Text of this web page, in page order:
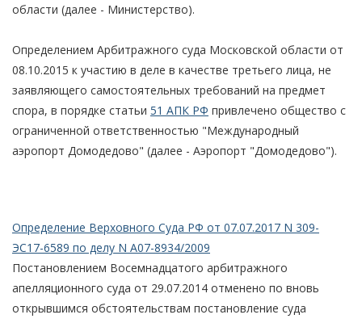
области (далее - Министерство).
Определением Арбитражного суда Московской области от
08.10.2015 к участию в деле в качестве третьего лица, не
заявляющего самостоятельных требований на предмет
спора, в порядке статьи 51 АПК РФ привлечено общество с
ограниченной ответственностью "Международный
аэропорт Домодедово" (далее - Аэропорт "Домодедово").
Определение Верховного Суда РФ от 07.07.2017 N 309-
ЭС17-6589 по делу N А07-8934/2009
Постановлением Восемнадцатого арбитражного
апелляционного суда от 29.07.2014 отменено по вновь
открывшимся обстоятельствам постановление суда